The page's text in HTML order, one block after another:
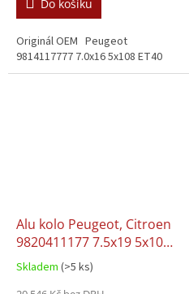
Do košíku
Originál OEM Peugeot
9814117777 7.0x16 5x108 ET40
Alu kolo Peugeot, Citroen
9820411177 7.5x19 5x108
ET42
Skladem (>5 ks)